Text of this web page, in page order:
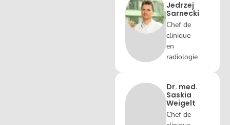
Jedrzej
Sarnecki
Chef de
clinique
en
radiologie
Dr. med.
Saskia
Weigelt
Chef de